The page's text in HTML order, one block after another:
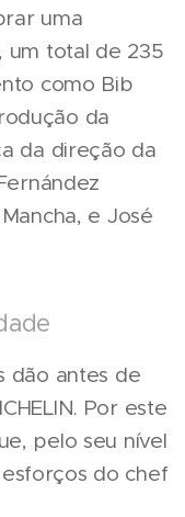
uma
um total de 235
como Bib
da
da direção da
e José
dão antes de
Por este
pelo seu nível
do chef